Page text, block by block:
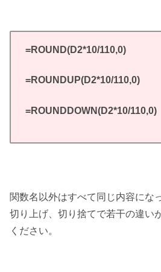
=ROUND(D2*10/110,0)
=ROUNDUP(D2*10/110,0)
=ROUNDDOWN(D2*10/110,0)
関数名以外はすべて同じ内容にな
切り上げ、切り捨てで若干の違い
ください。